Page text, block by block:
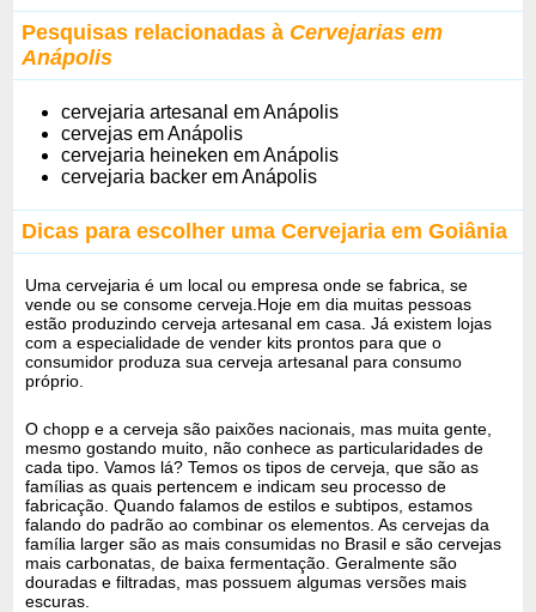
Pesquisas relacionadas à Cervejarias em
Anápolis
cervejaria artesanal em Anápolis
cervejas em Anápolis
cervejaria heineken em Anápolis
cervejaria backer em Anápolis
Dicas para escolher uma Cervejaria em Goiânia
Uma cervejaria é um local ou empresa onde se fabrica, se
vende ou se consome cerveja.Hoje em dia muitas pessoas
estão produzindo cerveja artesanal em casa. Já existem lojas
com a especialidade de vender kits prontos para que o
consumidor produza sua cerveja artesanal para consumo
próprio.
O chopp e a cerveja são paixões nacionais, mas muita gente,
mesmo gostando muito, não conhece as particularidades de
cada tipo. Vamos lá? Temos os tipos de cerveja, que são as
famílias as quais pertencem e indicam seu processo de
fabricação. Quando falamos de estilos e subtipos, estamos
falando do padrão ao combinar os elementos. As cervejas da
família larger são as mais consumidas no Brasil e são cervejas
mais carbonatas, de baixa fermentação. Geralmente são
douradas e filtradas, mas possuem algumas versões mais
escuras.